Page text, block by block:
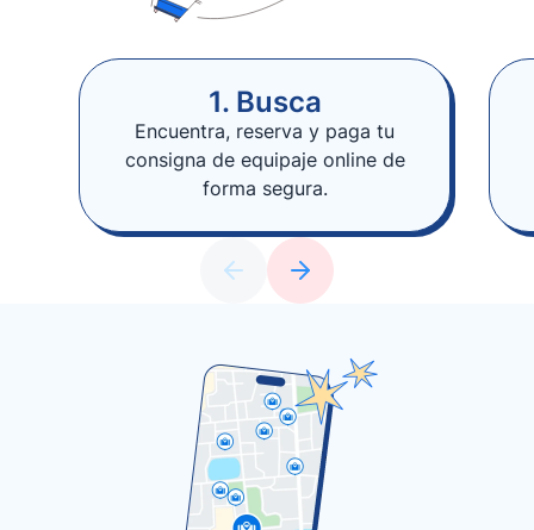
1. Busca
Encuentra, reserva y paga tu
consigna de equipaje online de
forma segura.